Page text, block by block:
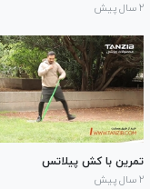
۲ سال پیش
تمرین با کش پیلاتس
۲ سال پیش